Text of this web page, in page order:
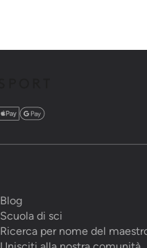
Blog
Scuola di sci
Ricerca per nome del